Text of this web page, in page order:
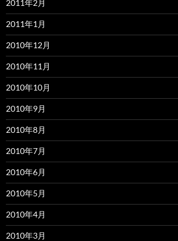
2011年2月
2011年1月
2010年12月
2010年11月
2010年10月
2010年9月
2010年8月
2010年7月
2010年6月
2010年5月
2010年4月
2010年3月